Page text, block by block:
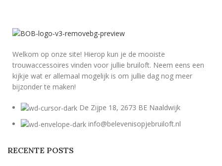
Welkom op onze site! Hierop kun je de mooiste
trouwaccessoires vinden voor jullie bruiloft. Neem eens een
kijkje wat er allemaal mogelijk is om jullie dag nog meer
bijzonder te maken!
De Zijpe 18, 2673 BE Naaldwijk
info@belevenisopjebruiloft.nl
RECENTE POSTS